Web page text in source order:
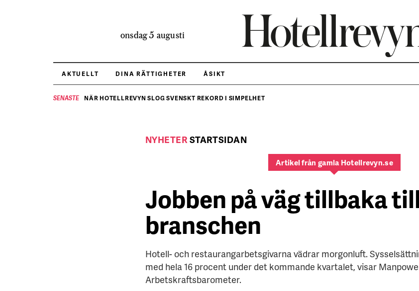
onsdag 5 augusti
AKTUELLT DINA RÄTTIGHETER ÅSIKT
SENASTE NÄR HOTELLREVYN SLOG SVENSKT REKORD I SIMPELHET
NYHETERSTARTSIDAN
Artikel från gamla Hotellrevyn.se
Jobben på väg tillbaka
branschen
Hotell- och restaurangarbetsgivarna vädrar morgonluft.
med hela 16 procent under det kommande kvartalet, visar
Arbetskraftsbarometer.